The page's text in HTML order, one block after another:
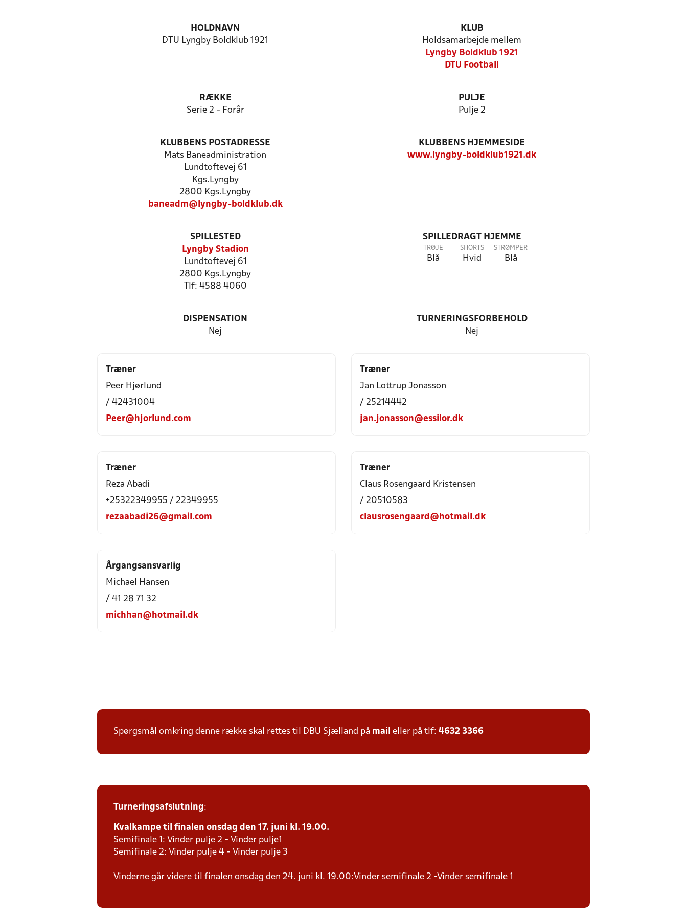
HOLDNAVN
DTU Lyngby Boldklub 1921
KLUB
Holdsamarbejde mellem
Lyngby Boldklub 1921
DTU Football
RÆKKE
Serie 2 - Forår
PULJE
Pulje 2
KLUBBENS POSTADRESSE
Mats Baneadministration
Lundtoftevej 61
Kgs.Lyngby
2800 Kgs.Lyngby
baneadm@lyngby-boldklub.dk
KLUBBENS HJEMMESIDE
www.lyngby-boldklub1921.dk
SPILLESTED
Lyngby Stadion
Lundtoftevej 61
2800 Kgs.Lyngby
Tlf: 4588 4060
SPILLEDRAGT HJEMME
TRØJE
Blå
SHORTS
Hvid
STRØMPER
Blå
DISPENSATION
Nej
TURNERINGSFORBEHOLD
Nej
Træner
Peer Hjørlund
/ 42431004
Peer@hjorlund.com
Træner
Jan Lottrup Jonasson
/ 25214442
jan.jonasson@essilor.dk
Træner
Reza Abadi
+25322349955 / 22349955
rezaabadi26@gmail.com
Træner
Claus Rosengaard Kristensen
/ 20510583
clausrosengaard@hotmail.dk
Årgangsansvarlig
Michael Hansen
/ 41 28 71 32
michhan@hotmail.dk
Spørgsmål omkring denne række skal rettes til DBU Sjælland på mail eller på tlf: 4632 3366
Turneringsafslutning:
Kvalkampe til finalen onsdag den 17. juni kl. 19.00.
Semifinale 1: Vinder pulje 2 - Vinder pulje1
Semifinale 2: Vinder pulje 4 - Vinder pulje 3
Vinderne går videre til finalen onsdag den 24. juni kl. 19.00:Vinder semifinale 2 -Vinder semifinale 1